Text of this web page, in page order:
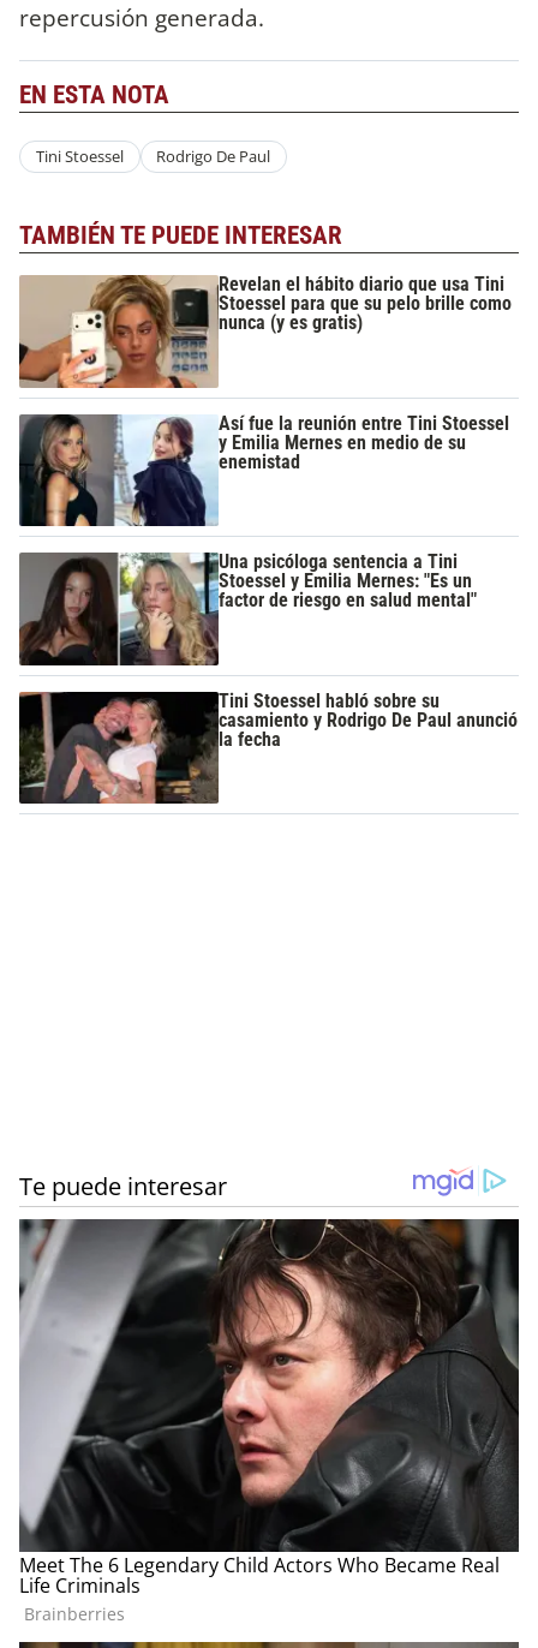
repercusión generada.
EN ESTA NOTA
Tini Stoessel Rodrigo De Paul
TAMBIÉN TE PUEDE INTERESAR
Revelan el hábito diario que usa Tini
Stoessel para que su pelo brille como
nunca (y es gratis)
Así fue la reunión entre Tini Stoessel
y Emilia Mernes en medio de su
enemistad
Una psicóloga sentencia a Tini
Stoessel y Emilia Mernes: "Es un
factor de riesgo en salud mental"
Tini Stoessel habló sobre su
casamiento y Rodrigo De Paul anunció
la fecha